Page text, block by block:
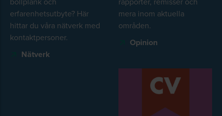
erfarenhetsutbyte? Här
hittar du våra nätverk med
kontaktpersoner.
Nätverk
mera inom aktuella
områden.
Opinion